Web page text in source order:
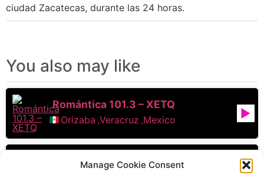
Manage Cookie Consent
ciudad Zacatecas, durante las 24 horas.
You also may like
Romántica 101.3 – XETQ
Orizaba ,Veracruz ,Mexico
Amor Es 104.5 – XEDC